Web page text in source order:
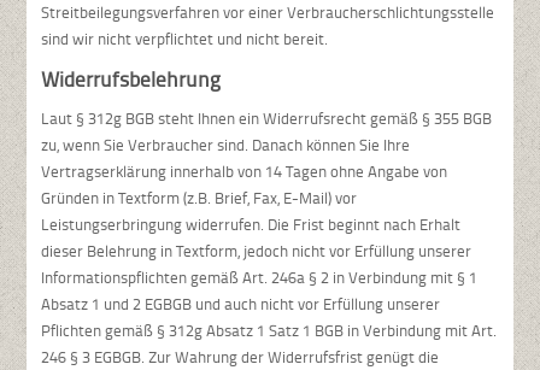
Streitbeilegungsverfahren vor einer Verbraucherschlichtungsstelle
sind wir nicht verpflichtet und nicht bereit.
Widerrufsbelehrung
Laut § 312g BGB steht Ihnen ein Widerrufsrecht gemäß § 355 BGB
zu, wenn Sie Verbraucher sind. Danach können Sie Ihre
Vertragserklärung innerhalb von 14 Tagen ohne Angabe von
Gründen in Textform (z.B. Brief, Fax, E-Mail) vor
Leistungserbringung widerrufen. Die Frist beginnt nach Erhalt
dieser Belehrung in Textform, jedoch nicht vor Erfüllung unserer
Informationspflichten gemäß Art. 246a § 2 in Verbindung mit § 1
Absatz 1 und 2 EGBGB und auch nicht vor Erfüllung unserer
Pflichten gemäß § 312g Absatz 1 Satz 1 BGB in Verbindung mit Art.
246 § 3 EGBGB. Zur Wahrung der Widerrufsfrist genügt die